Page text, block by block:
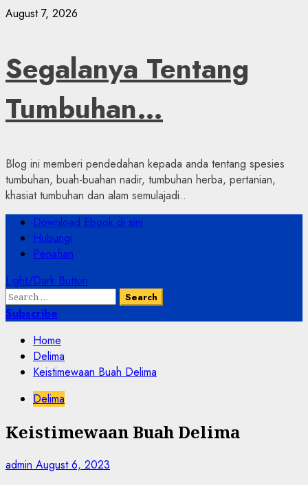
Skip
August 7, 2026
Segalanya Tentang
Tumbuhan…
Blog ini memberi pendedahan kepada anda tentang spesies
tumbuhan, buah-buahan nadir, tumbuhan herba, pertanian,
khasiat tumbuhan dan alam semulajadi..
Primary
Menu
Download Ebook di sini
Hubungi
Penafian
Light/Dark Button
Search
for:
Subscribe
Home
Delima
Keistimewaan Buah Delima
Delima
Keistimewaan Buah Delima
admin August 6, 2023